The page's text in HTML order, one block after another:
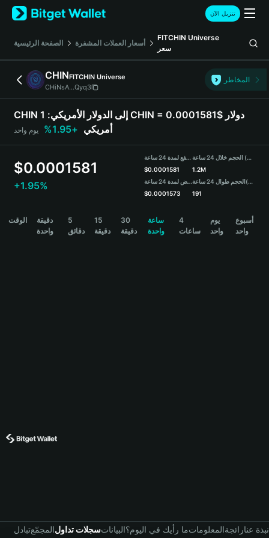
English
日本語
Русский
Español (Latinoamérica)
Türkçe
Deutsch
简体中文
Português (Portugal)
Bahasa Indonesia
বাংলা
تنزيل الآن
الصفحة الرئيسية أسعار العملات المشفرة
FITCHIN Universe
سعر
CHINFITCHIN Universe
CHiNsA...Qyq3
المخاطر
CHIN إلى الدولار الأمريكي: 1 CHIN = 0.0001581$ دولار
أمريكي +1.95% يوم واحد
$0.0001581
+1.95%
مرتفع لمدة 24 ساعة
$0.0001581
منخفض لمدة 24 ساعة
$0.0001573
الحجم خلال 24 ساعة (CHIN)
1.2M
الحجم طوال 24 ساعة(USDT)
191
الوقت
دقيقة
واحدة
5
دقائق
15
دقيقة
30
دقيقة
ساعة
واحدة
4
ساعات
يوم
واحد
أسبوع
واحد
تبادلالمجمّعسجلات تداولالبياناتما رأيك في اليوم؟المعلوماترائجةنبذة عنا